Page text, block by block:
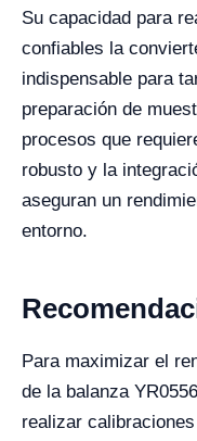
Su capacidad para
confiables la
indispensable para
preparación de
procesos que
robusto y la
aseguran un
entorno.
Para maximizar el
de la balanza
realizar